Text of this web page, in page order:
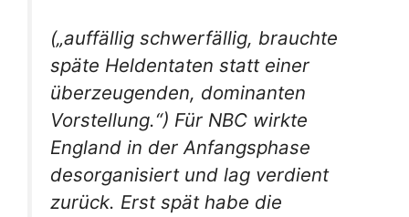
(„auffällig schwerfällig, brauchte
späte Heldentaten statt einer
überzeugenden, dominanten
Vorstellung.“) Für NBC wirkte
England in der Anfangsphase
desorganisiert und lag verdient
zurück. Erst spät habe die